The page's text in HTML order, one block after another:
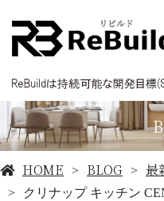
HOME BLOG 最
クリナップ キッチン